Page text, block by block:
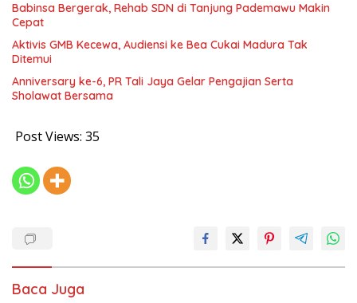
Babinsa Bergerak, Rehab SDN di Tanjung Pademawu Makin
Cepat
Aktivis GMB Kecewa, Audiensi ke Bea Cukai Madura Tak
Ditemui
Anniversary ke-6, PR Tali Jaya Gelar Pengajian Serta
Sholawat Bersama
Post Views: 35
Baca Juga